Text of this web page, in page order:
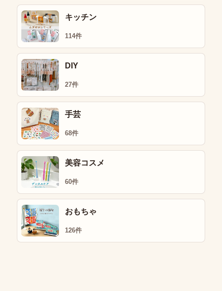
キッチン
114件
DIY
27件
手芸
68件
美容コスメ
60件
おもちゃ
126件